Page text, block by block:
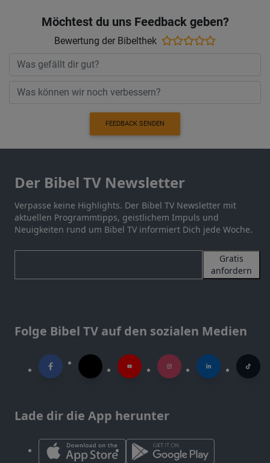
Möchtest du uns Feedback geben?
Bewertung der Bibelthek
FEEDBACK SENDEN
Der Bibel TV Newsletter
Verpasse keine Highlights. Der Bibel TV Newsletter mit
aktuellen Programmtipps, geistlichem Impuls und
Neuigkeiten rund um Bibel TV informiert Dich jede Woche.
Gratis
anfordern
Folge Bibel TV auf den sozialen Medien
Lade dir die App herunter